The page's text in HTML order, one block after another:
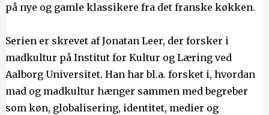
på nye og gamle klassikere fra det franske køkken.
Serien er skrevet af Jonatan Leer, der forsker i
madkultur på Institut for Kultur og Læring ved
Aalborg Universitet. Han har bl.a. forsket i, hvordan
mad og madkultur hænger sammen med begreber
som køn, globalisering, identitet, medier og